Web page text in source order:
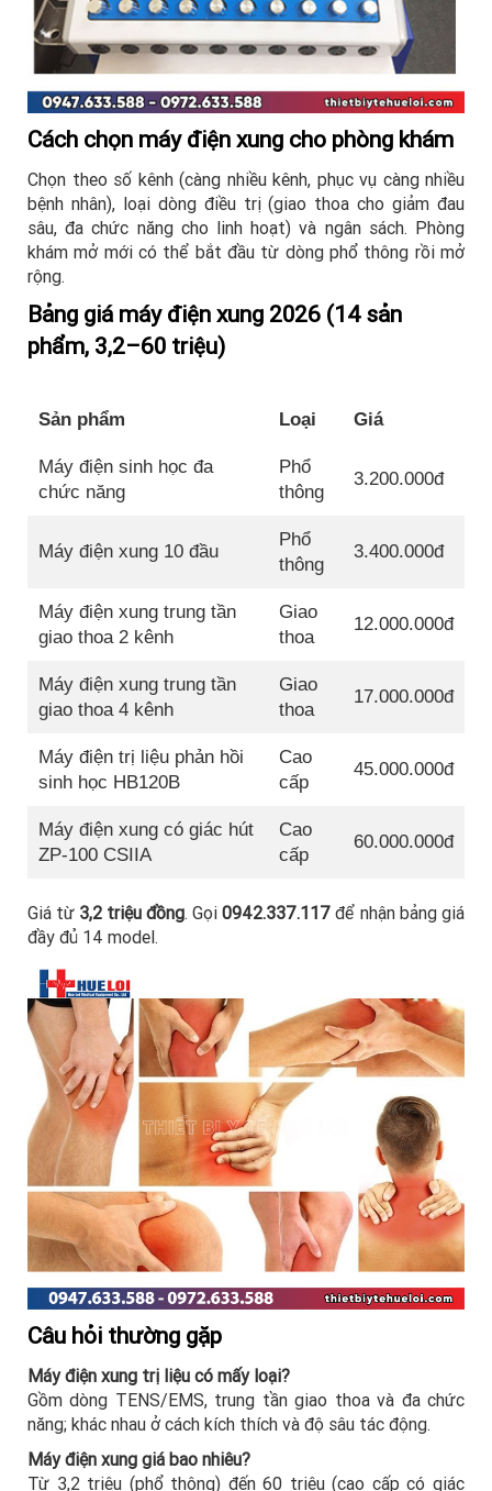
Cách chọn máy điện xung cho phòng khám
Chọn theo số kênh (càng nhiều kênh, phục vụ càng nhiều
bệnh nhân), loại dòng điều trị (giao thoa cho giảm đau
sâu, đa chức năng cho linh hoạt) và ngân sách. Phòng
khám mở mới có thể bắt đầu từ dòng phổ thông rồi mở
rộng.
Bảng giá máy điện xung 2026 (14 sản
phẩm, 3,2–60 triệu)
Sản phẩm Loại Giá
Máy điện sinh học đa
chức năng
Phổ
thông
3.200.000đ
Máy điện xung 10 đầu
Phổ
thông
3.400.000đ
Máy điện xung trung tần
giao thoa 2 kênh
Giao
thoa
12.000.000đ
Máy điện xung trung tần
giao thoa 4 kênh
Giao
thoa
17.000.000đ
Máy điện trị liệu phản hồi
sinh học HB120B
Cao
cấp
45.000.000đ
Máy điện xung có giác hút
ZP-100 CSIIA
Cao
cấp
60.000.000đ
Giá từ 3,2 triệu đồng. Gọi 0942.337.117 để nhận bảng giá
đầy đủ 14 model.
Câu hỏi thường gặp
Máy điện xung trị liệu có mấy loại?
Gồm dòng TENS/EMS, trung tần giao thoa và đa chức
năng; khác nhau ở cách kích thích và độ sâu tác động.
Máy điện xung giá bao nhiêu?
Từ 3,2 triệu (phổ thông) đến 60 triệu (cao cấp có giác